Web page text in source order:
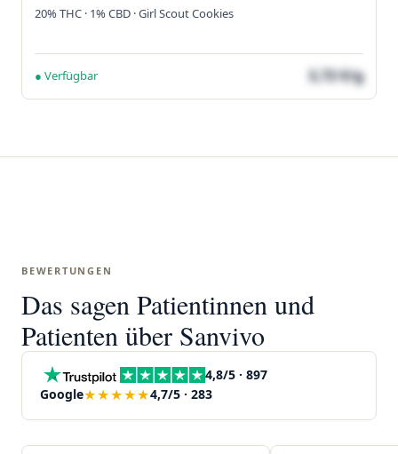
20% THC · 1% CBD · Girl Scout Cookies
● Verfügbar 3,72 €/g
BEWERTUNGEN
Das sagen Patientinnen und
Patienten über Sanvivo
4,8/5 · 897
Google★★★★★4,7/5 · 283